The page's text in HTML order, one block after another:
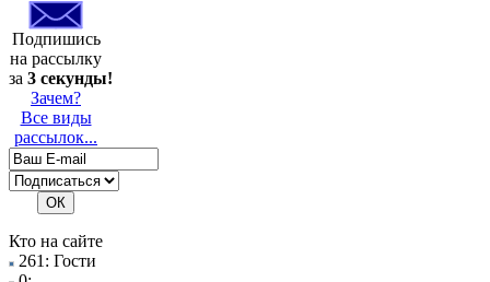
Подпишись
на рассылку
за 3 секунды!
Зачем?
Все виды
рассылок...
Кто на сайте
261: Гости